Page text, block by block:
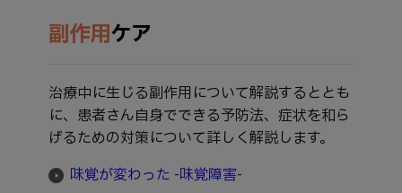
副作用ケア
治療中に生じる副作用について解説するととも
に、患者さん自身でできる予防法、症状を和ら
げるための対策について詳しく解説します。
味覚が変わった -味覚障害-